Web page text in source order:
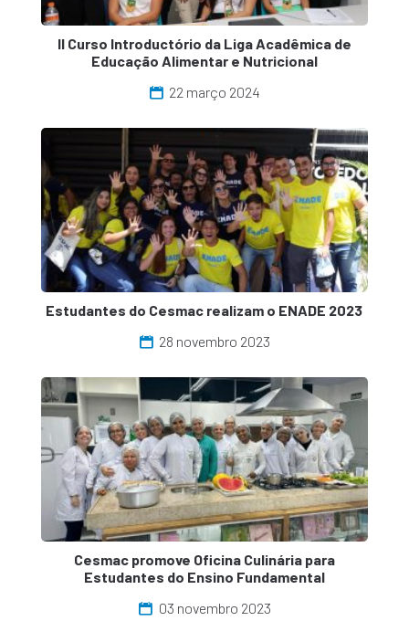
II Curso Introductório da Liga Acadêmica de
Educação Alimentar e Nutricional
22 março 2024
Estudantes do Cesmac realizam o ENADE 2023
28 novembro 2023
Cesmac promove Oficina Culinária para
Estudantes do Ensino Fundamental
03 novembro 2023